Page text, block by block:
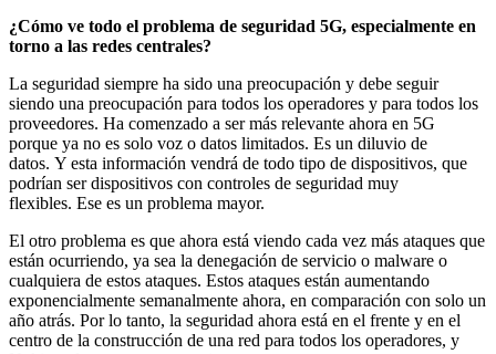
¿Cómo ve todo el problema de seguridad 5G, especialmente en
torno a las redes centrales?
La seguridad siempre ha sido una preocupación y debe seguir
siendo una preocupación para todos los operadores y para todos los
proveedores. Ha comenzado a ser más relevante ahora en 5G
porque ya no es solo voz o datos limitados. Es un diluvio de
datos. Y esta información vendrá de todo tipo de dispositivos, que
podrían ser dispositivos con controles de seguridad muy
flexibles. Ese es un problema mayor.
El otro problema es que ahora está viendo cada vez más ataques que
están ocurriendo, ya sea la denegación de servicio o malware o
cualquiera de estos ataques. Estos ataques están aumentando
exponencialmente semanalmente ahora, en comparación con solo un
año atrás. Por lo tanto, la seguridad ahora está en el frente y en el
centro de la construcción de una red para todos los operadores, y